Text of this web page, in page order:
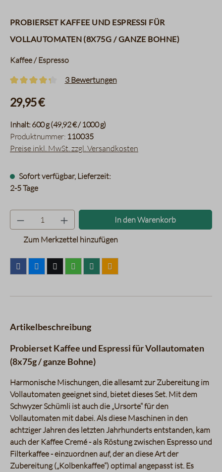
Probierset Kaffee und Espressi für
Vollautomaten (8x75g / ganze Bohne)
Kaffee / Espresso
3 Bewertungen
29,95 €
Inhalt:600 g(49,92 € / 1000 g)
Produktnummer: 110035
Preise inkl. MwSt. zzgl. Versandkosten
Sofort verfügbar, Lieferzeit:
2-5 Tage
Produkt Anzahl: Gib den
In den Warenkorb
Zum Merkzettel hinzufügen
Artikelbeschreibung
Probierset Kaffee und Espressi für Vollautomaten
(8x75g / ganze Bohne)
Harmonische Mischungen, die allesamt zur Zubereitung im
Vollautomaten geeignet sind, bietet dieses Set. Mit dem
Schwyzer Schümli ist auch die „Ursorte“ für den
Vollautomaten mit dabei. Als diese Maschinen in den
achtziger Jahren des letzten Jahrhunderts entstanden, kam
auch der Kaffee Cremé - als Röstung zwischen Espresso und
Filterkaffee - einzuordnen auf, der an diese Art der
Zubereitung („Kolbenkaffee“) optimal angepasst ist. Es